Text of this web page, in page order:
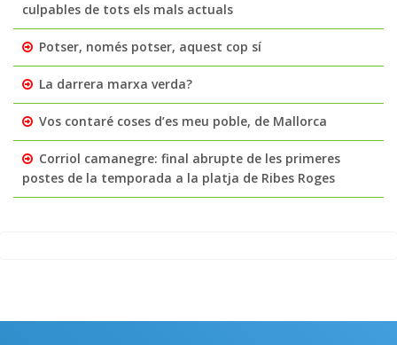
culpables de tots els mals actuals
Potser, només potser, aquest cop sí
La darrera marxa verda?
Vos contaré coses d’es meu poble, de Mallorca
Corriol camanegre: final abrupte de les primeres
postes de la temporada a la platja de Ribes Roges